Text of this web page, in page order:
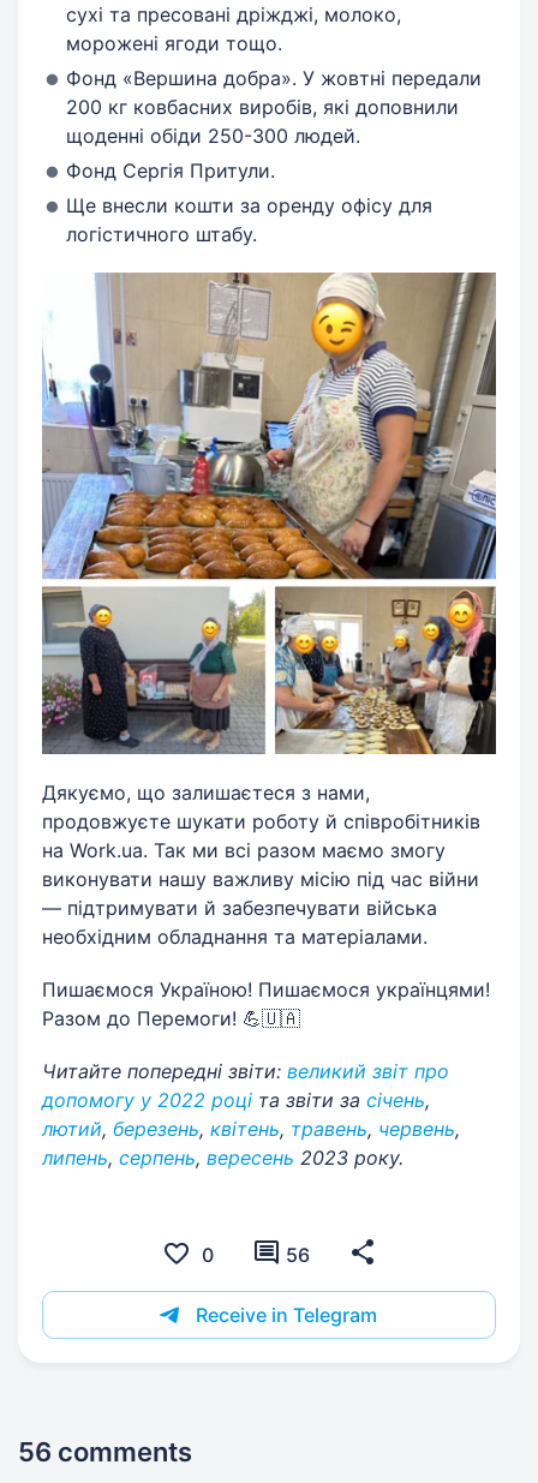
сухі та пресовані дріжджі, молоко,
морожені ягоди тощо.
Фонд «Вершина добра». У жовтні передали
200 кг ковбасних виробів, які доповнили
щоденні обіди 250-300 людей.
Фонд Сергія Притули.
Ще внесли кошти за оренду офісу для
логістичного штабу.
Дякуємо, що залишаєтеся з нами,
продовжуєте шукати роботу й співробітників
на Work.ua. Так ми всі разом маємо змогу
виконувати нашу важливу місію під час війни
— підтримувати й забезпечувати війська
необхідним обладнання та матеріалами.
Пишаємося Україною! Пишаємося українцями!
Разом до Перемоги! 💪🇺🇦
Читайте попередні звіти: великий звіт про
допомогу у 2022 році та звіти за січень,
лютий, березень, квітень, травень, червень,
липень, серпень, вересень 2023 року.
0 56
Receive in Telegram
56 comments